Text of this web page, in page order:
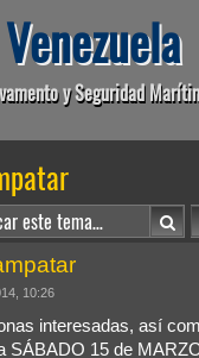
y Seguridad
10:26
interesadas, así
SÁBADO 15 de